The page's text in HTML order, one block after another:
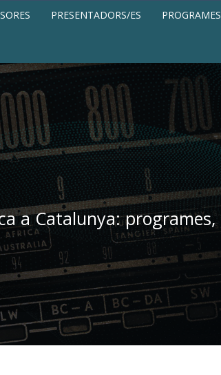
PRESENTADORS/ES PROGRAMES
a Catalunya: programes,